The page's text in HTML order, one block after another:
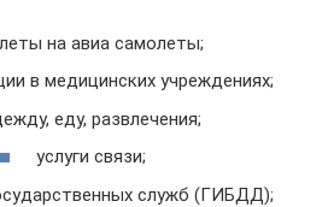
на авиа самолеты;
в медицинских учреждениях;
еду, развлечения;
услуги связи;
служб (ГИБДД);